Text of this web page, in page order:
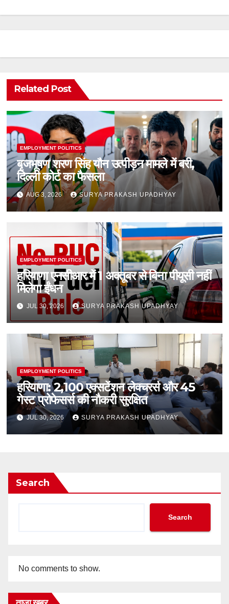
Related Post
EMPLOYMENT POLITICS
बृजभूषण शरण सिंह यौन उत्पीड़न मामले में बरी,
दिल्ली कोर्ट का फैसला
AUG 3, 2026 SURYA PRAKASH UPADHYAY
EMPLOYMENT POLITICS
हरियाणा एनसीआर में 1 अक्तूबर से बिना पीयूसी नहीं
मिलेगा ईंधन
JUL 30, 2026 SURYA PRAKASH UPADHYAY
EMPLOYMENT POLITICS
हरियाणा: 2,100 एक्सटेंशन लेक्चरर्स और 45
गेस्ट प्रोफेसर्स की नौकरी सुरक्षित
JUL 30, 2026 SURYA PRAKASH UPADHYAY
Search
Search
No comments to show.